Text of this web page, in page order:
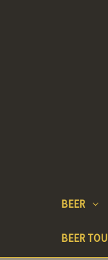
BEER
BEER